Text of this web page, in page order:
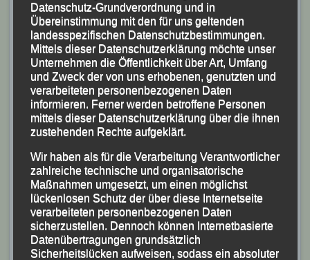
Datenschutz-Grundverordnung und in
Übereinstimmung mit den für uns geltenden
landesspezifischen Datenschutzbestimmungen.
Mittels dieser Datenschutzerklärung möchte unser
Unternehmen die Öffentlichkeit über Art, Umfang
und Zweck der von uns erhobenen, genutzten und
verarbeiteten personenbezogenen Daten
informieren. Ferner werden betroffene Personen
mittels dieser Datenschutzerklärung über die ihnen
zustehenden Rechte aufgeklärt.
Wir haben als für die Verarbeitung Verantwortlicher
zahlreiche technische und organisatorische
Maßnahmen umgesetzt, um einen möglichst
lückenlosen Schutz der über diese Internetseite
verarbeiteten personenbezogenen Daten
sicherzustellen. Dennoch können Internetbasierte
Datenübertragungen grundsätzlich
Sicherheitslücken aufweisen, sodass ein absoluter